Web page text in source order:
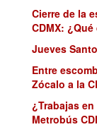
Cierre de la
CDMX:
Jueves
Entre
Zócalo a la
¿Trabajas
Metrobús